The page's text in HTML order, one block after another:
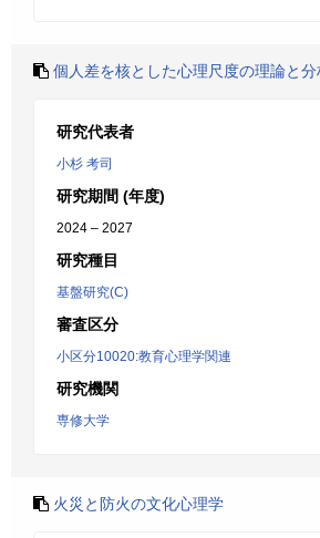
個人差を核とした心理尺度の理論と
研究代表者
小杉 考司
研究期間 (年度)
2024 – 2027
研究種目
基盤研究(C)
審査区分
小区分10020:教育心理学関連
研究機関
専修大学
火災と防火の文化心理学